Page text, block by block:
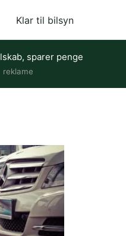
Klar til bilsyn
sparer penge
reklame